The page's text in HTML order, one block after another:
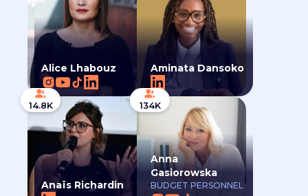
Alice Lhabouz Aminata Dansoko
14.8K
Anaïs Richardin
134K
Anna
Gasiorowska
BUDGET PERSONNEL